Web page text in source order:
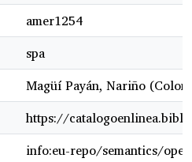
amer1254
spa
Magüí Payán, Nariño
https://
info:eu-repo/semantics/